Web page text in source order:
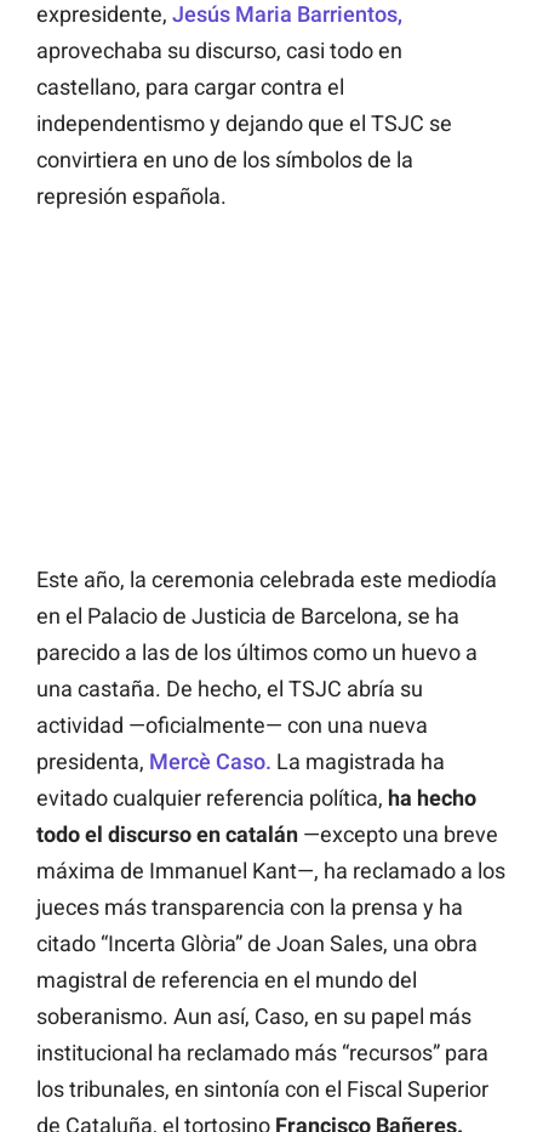
expresidente, Jesús Maria Barrientos,
aprovechaba su discurso, casi todo en
castellano, para cargar contra el
independentismo y dejando que el TSJC se
convirtiera en uno de los símbolos de la
represión española.
Este año, la ceremonia celebrada este mediodía
en el Palacio de Justicia de Barcelona, se ha
parecido a las de los últimos como un huevo a
una castaña. De hecho, el TSJC abría su
actividad —oficialmente— con una nueva
presidenta, Mercè Caso. La magistrada ha
evitado cualquier referencia política, ha hecho
todo el discurso en catalán —excepto una breve
máxima de Immanuel Kant—, ha reclamado a los
jueces más transparencia con la prensa y ha
citado “Incerta Glòria” de Joan Sales, una obra
magistral de referencia en el mundo del
soberanismo. Aun así, Caso, en su papel más
institucional ha reclamado más “recursos” para
los tribunales, en sintonía con el Fiscal Superior
de Cataluña, el tortosino Francisco Bañeres.